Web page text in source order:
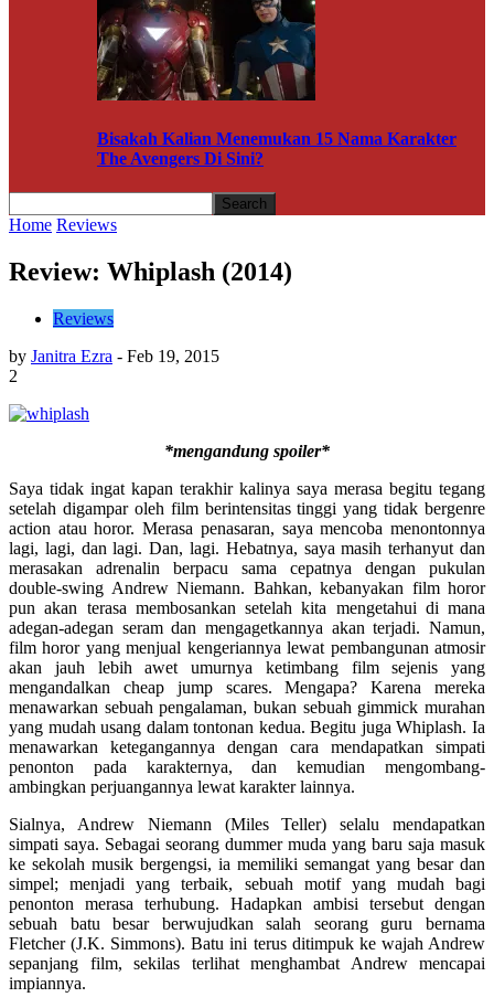
Bisakah Kalian Menemukan 15 Nama Karakter
The Avengers Di Sini?
Home Reviews
Review: Whiplash (2014)
Reviews
by Janitra Ezra - Feb 19, 2015
2
*mengandung spoiler*
Saya tidak ingat kapan terakhir kalinya saya merasa begitu tegang
setelah digampar oleh film berintensitas tinggi yang tidak bergenre
action atau horor. Merasa penasaran, saya mencoba menontonnya
lagi, lagi, dan lagi. Dan, lagi. Hebatnya, saya masih terhanyut dan
merasakan adrenalin berpacu sama cepatnya dengan pukulan
double-swing Andrew Niemann. Bahkan, kebanyakan film horor
pun akan terasa membosankan setelah kita mengetahui di mana
adegan-adegan seram dan mengagetkannya akan terjadi. Namun,
film horor yang menjual kengeriannya lewat pembangunan atmosir
akan jauh lebih awet umurnya ketimbang film sejenis yang
mengandalkan cheap jump scares. Mengapa? Karena mereka
menawarkan sebuah pengalaman, bukan sebuah gimmick murahan
yang mudah usang dalam tontonan kedua. Begitu juga Whiplash. Ia
menawarkan ketegangannya dengan cara mendapatkan simpati
penonton pada karakternya, dan kemudian mengombang-
ambingkan perjuangannya lewat karakter lainnya.
Sialnya, Andrew Niemann (Miles Teller) selalu mendapatkan
simpati saya. Sebagai seorang dummer muda yang baru saja masuk
ke sekolah musik bergengsi, ia memiliki semangat yang besar dan
simpel; menjadi yang terbaik, sebuah motif yang mudah bagi
penonton merasa terhubung. Hadapkan ambisi tersebut dengan
sebuah batu besar berwujudkan salah seorang guru bernama
Fletcher (J.K. Simmons). Batu ini terus ditimpuk ke wajah Andrew
sepanjang film, sekilas terlihat menghambat Andrew mencapai
impiannya.